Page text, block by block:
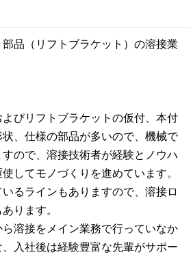
品（リフトブラケット）の溶接業
びリフトブラケットの仮付、本付
、仕様の部品が多いので、機械で
ので、溶接技術者が経験とノウハ
してモノづくりを進めています。
るラインもありますので、溶接ロ
ります。
溶接をメイン業務で行っていなか
入社後は経験豊富な先輩がサポー